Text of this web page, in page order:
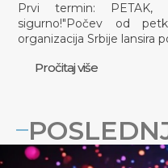
Prvi termin:
sigurno!"Počev od
organizacija Srbije lansira
Pročitaj više